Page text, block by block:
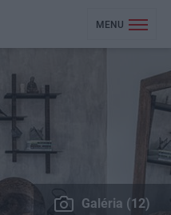
MENU
Galéria (12)